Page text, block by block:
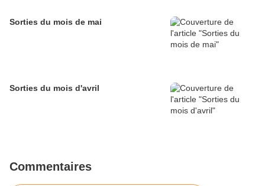
Sorties du mois de mai
Sorties du mois d'avril
Commentaires